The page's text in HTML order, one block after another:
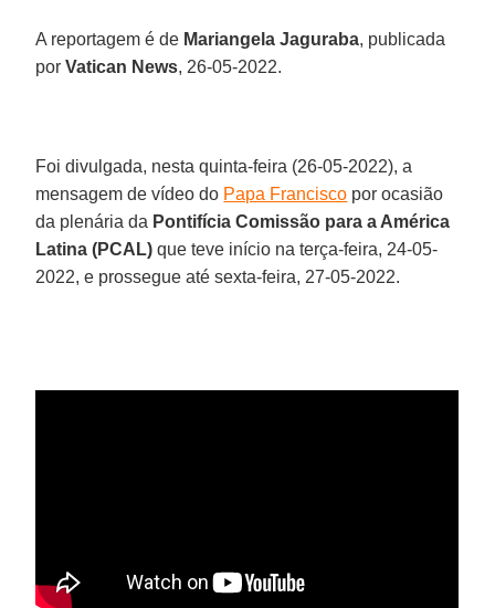
A reportagem é de Mariangela Jaguraba, publicada
porVatican News, 26-05-2022.
Foi divulgada, nesta quinta-feira (26-05-2022), a
mensagem de vídeo do Papa Francisco por ocasião
da plenária da Pontifícia Comissão para a América
Latina (PCAL) que teve início na terça-feira, 24-05-
2022, e prossegue até sexta-feira, 27-05-2022.